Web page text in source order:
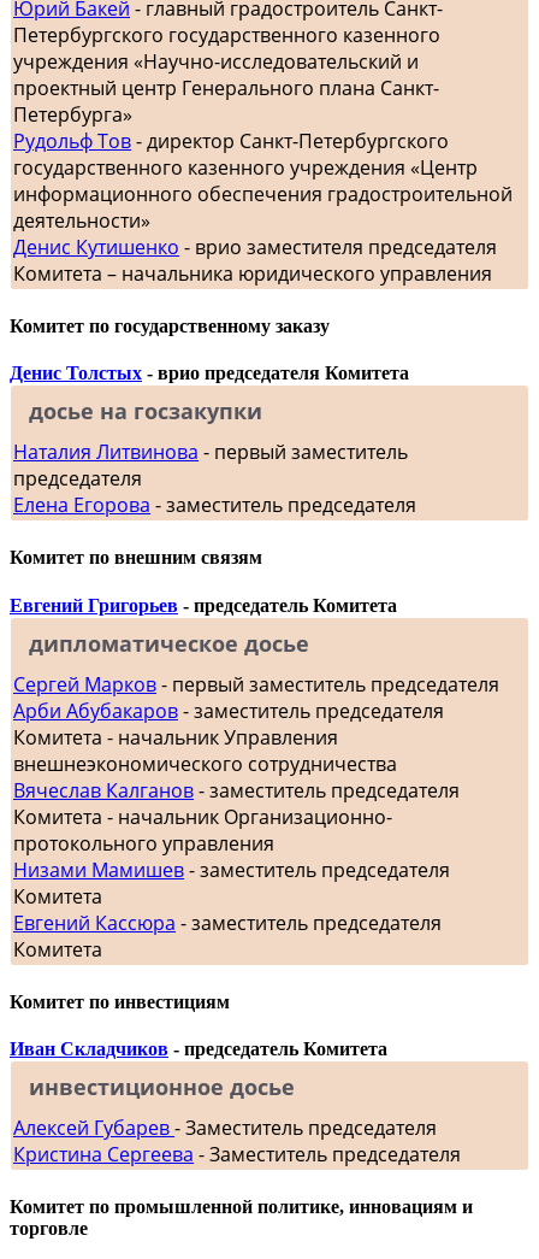
Юрий Бакей - главный градостроитель Санкт-
Петербургского государственного казенного
учреждения «Научно-исследовательский и
проектный центр Генерального плана Санкт-
Петербурга»
Рудольф Тов- директор Санкт-Петербургского
государственного казенного учреждения «Центр
информационного обеспечения градостроительной
деятельности»
Денис Кутишенко - врио заместителя председателя
Комитета – начальника юридического управления
Комитет по государственному заказу
Денис Толстых - врио председателя Комитета
досье на госзакупки
Наталия Литвинова - первый заместитель
председателя
Елена Егорова - заместитель председателя
Комитет по внешним связям
Евгений Григорьев - председатель Комитета
дипломатическое досье
Сергей Марков- первый заместитель председателя
Арби Абубакаров- заместитель председателя
Комитета - начальник Управления
внешнеэкономического сотрудничества
Вячеслав Калганов- заместитель председателя
Комитета - начальник Организационно-
протокольного управления
Низами Мамишев- заместитель председателя
Комитета
Евгений Кассюра - заместитель председателя
Комитета
Комитет по инвестициям
Иван Складчиков - председатель Комитета
инвестиционное досье
Алексей Губарев- Заместитель председателя
Кристина Сергеева - Заместитель председателя
Комитет по промышленной политике, инновациям и
торговле